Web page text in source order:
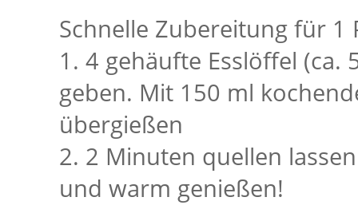
Schnelle Zubereitung für 1
1. 4 gehäufte Esslöffel (ca.
geben. Mit 150 ml
übergießen
2. 2 Minuten quellen
und warm genießen!